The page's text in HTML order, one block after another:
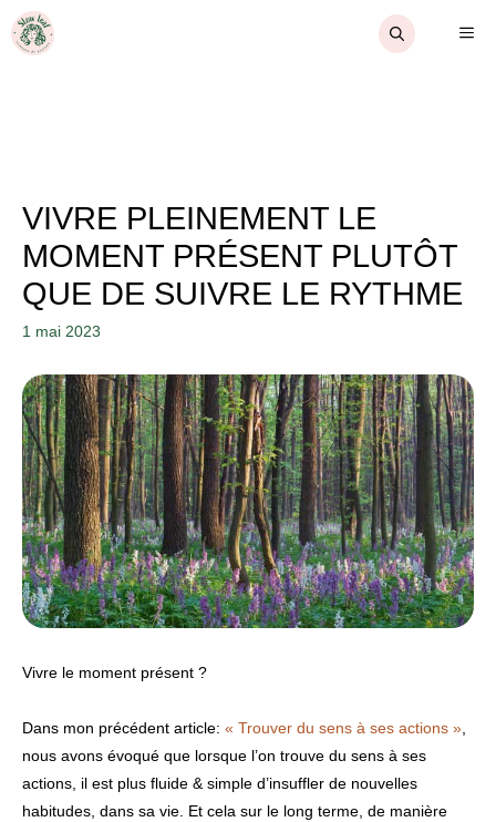
Aller
au
VIVRE PLEINEMENT LE
MOMENT PRÉSENT PLUTÔT
QUE DE SUIVRE LE RYTHME
1 mai 2023
Vivre le moment présent ?
Dans mon précédent article: « Trouver du sens à ses actions »,
nous avons évoqué que lorsque l’on trouve du sens à ses
actions, il est plus fluide & simple d’insuffler de nouvelles
habitudes, dans sa vie. Et cela sur le long terme, de manière